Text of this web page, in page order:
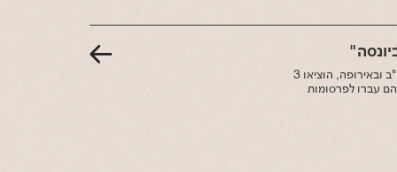
מיטל וניב כהן, הצמד המוזיקלי KNOB, הופיעו על הבמות החמות ביותר בארה"ב ובאירופה, הוציאו 3
הם עברו לפרסומות